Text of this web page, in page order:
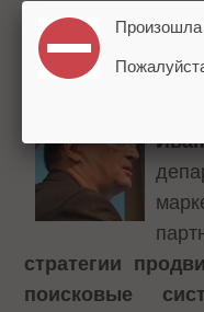
увеличение
услуг.
стратегии
поисковые